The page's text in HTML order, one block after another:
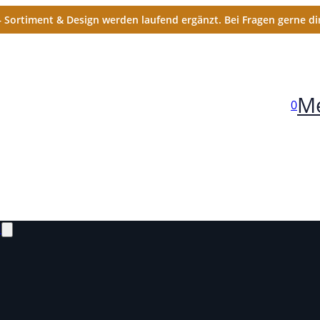
Sortiment & Design werden laufend ergänzt. Bei Fragen gerne
0